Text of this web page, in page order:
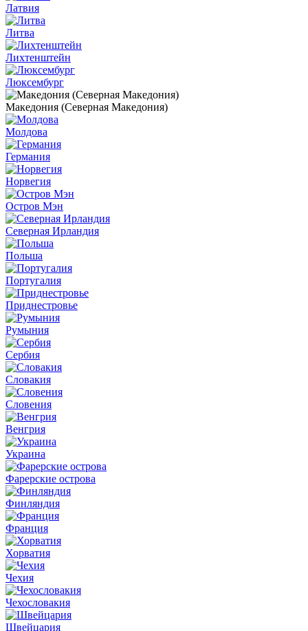
Латвия
Литва
Лихтенштейн
Люксембург
Македония (Северная Македония)
Молдова
Германия
Норвегия
Остров Мэн
Северная Ирландия
Польша
Португалия
Приднестровье
Румыния
Сербия
Словакия
Словения
Венгрия
Украина
Фарерские острова
Финляндия
Франция
Хорватия
Чехия
Чехословакия
Швейцария